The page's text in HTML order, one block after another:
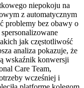
niepokoju na
z automatycznym
problemy bez obawy o
jak częstotliwość
analiza pokazuje, że
wskaźnik konwersji
Care Team,
wcześniej i